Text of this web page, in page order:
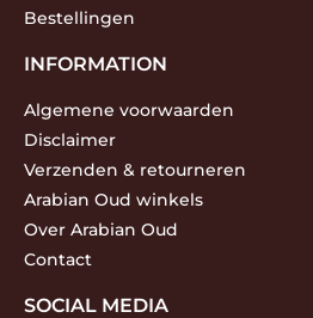
Bestellingen
INFORMATION
Algemene voorwaarden
Disclaimer
Verzenden & retourneren
Arabian Oud winkels
Over Arabian Oud
Contact
SOCIAL MEDIA